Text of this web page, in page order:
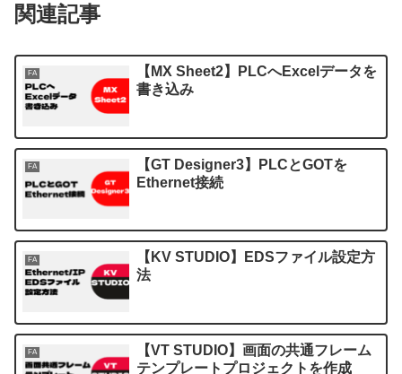
関連記事
FA
【MX Sheet2】PLCへExcelデータを
書き込み
FA
【GT Designer3】PLCとGOTを
Ethernet接続
FA
【KV STUDIO】EDSファイル設定方
法
FA
【VT STUDIO】画面の共通フレーム
テンプレートプロジェクトを作成